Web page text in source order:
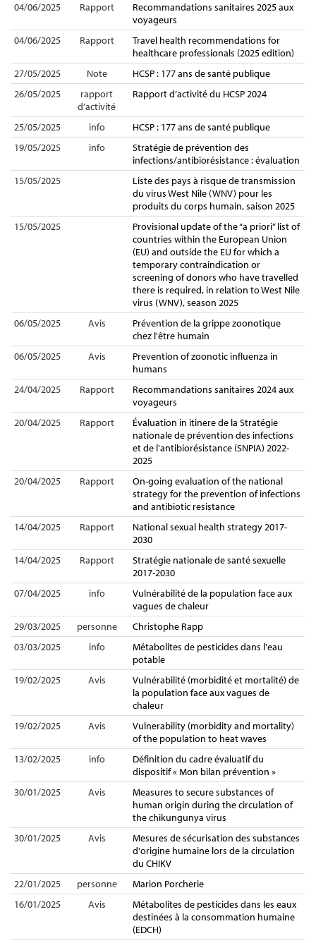
04/06/2025
Rapport
Recommandations sanitaires 2025 aux
voyageurs
04/06/2025
Rapport
Travel health recommendations for
healthcare professionals (2025 edition)
27/05/2025
Note
HCSP : 177 ans de santé publique
26/05/2025
rapport
d’activité
Rapport d’activité du HCSP 2024
25/05/2025 info
HCSP : 177 ans de santé publique
19/05/2025
info
Stratégie de prévention des
infections/antibiorésistance : évaluation
15/05/2025
Liste des pays à risque de transmission
du virus West Nile (WNV) pour les
produits du corps humain, saison 2025
15/05/2025
Provisional update of the “a priori” list of
countries within the European Union
(EU) and outside the EU for which a
temporary contraindication or
screening of donors who have travelled
there is required, in relation to West Nile
virus (WNV), season 2025
06/05/2025
Avis
Prévention de la grippe zoonotique
chez l'être humain
06/05/2025
Avis
Prevention of zoonotic influenza in
humans
24/04/2025
Rapport
Recommandations sanitaires 2024 aux
voyageurs
20/04/2025
Rapport
Évaluation in itinere de la Stratégie
nationale de prévention des infections
et de l'antibiorésistance (SNPIA) 2022-
2025
20/04/2025
Rapport
On-going evaluation of the national
strategy for the prevention of infections
and antibiotic resistance
14/04/2025
Rapport
National sexual health strategy 2017-
2030
14/04/2025
Rapport
Stratégie nationale de santé sexuelle
2017-2030
07/04/2025
info
Vulnérabilité de la population face aux
vagues de chaleur
29/03/2025
personne
Christophe Rapp
03/03/2025
info
Métabolites de pesticides dans l'eau
potable
19/02/2025
Avis
Vulnérabilité (morbidité et mortalité) de
la population face aux vagues de
chaleur
19/02/2025
Avis
Vulnerability (morbidity and mortality)
of the population to heat waves
13/02/2025
info
Définition du cadre évaluatif du
dispositif « Mon bilan prévention »
30/01/2025
Avis
Measures to secure substances of
human origin during the circulation of
the chikungunya virus
30/01/2025
Avis
Mesures de sécurisation des substances
d'origine humaine lors de la circulation
du CHIKV
22/01/2025
personne
Marion Porcherie
16/01/2025
Avis
Métabolites de pesticides dans les eaux
destinées à la consommation humaine
(EDCH)